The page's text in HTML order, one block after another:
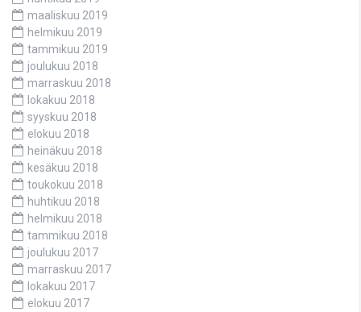
maaliskuu 2019
helmikuu 2019
tammikuu 2019
joulukuu 2018
marraskuu 2018
lokakuu 2018
syyskuu 2018
elokuu 2018
heinäkuu 2018
kesäkuu 2018
toukokuu 2018
huhtikuu 2018
helmikuu 2018
tammikuu 2018
joulukuu 2017
marraskuu 2017
lokakuu 2017
elokuu 2017